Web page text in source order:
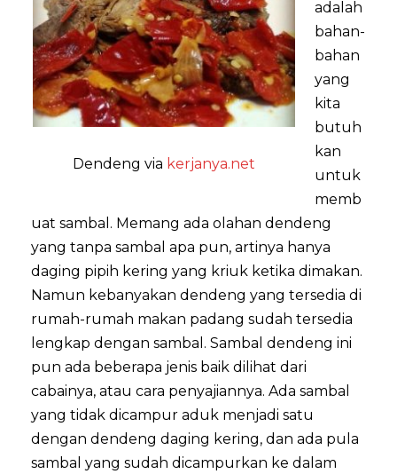
Dendeng via kerjanya.net
adalah
bahan-
bahan
yang
kita
butuh
kan
untuk
memb
uat sambal. Memang ada olahan dendeng
yang tanpa sambal apa pun, artinya hanya
daging pipih kering yang kriuk ketika dimakan.
Namun kebanyakan dendeng yang tersedia di
rumah-rumah makan padang sudah tersedia
lengkap dengan sambal. Sambal dendeng ini
pun ada beberapa jenis baik dilihat dari
cabainya, atau cara penyajiannya. Ada sambal
yang tidak dicampur aduk menjadi satu
dengan dendeng daging kering, dan ada pula
sambal yang sudah dicampurkan ke dalam